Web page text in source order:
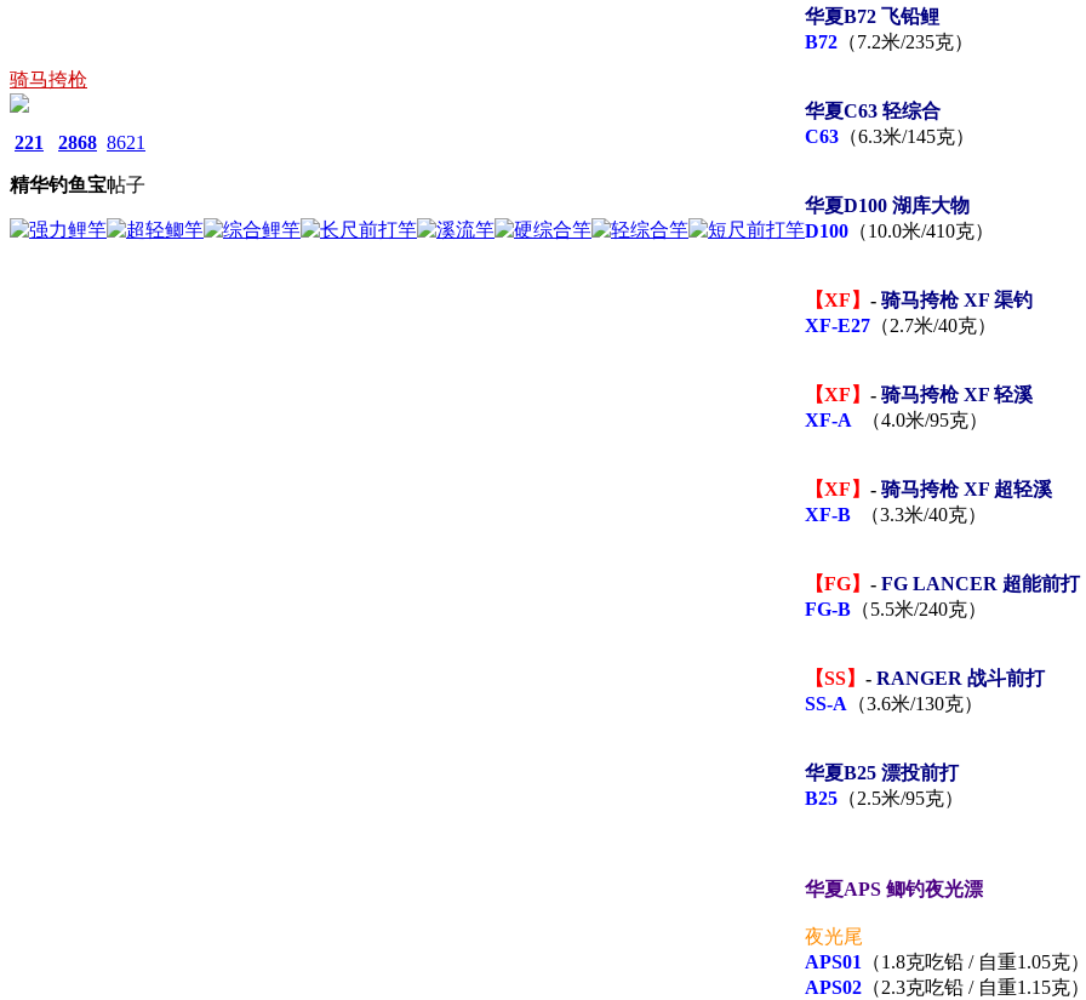
骑马挎枪
221
精华
2868
钓鱼宝
8621
帖子
华夏B72 飞铅鲤
B72 （7.2米/235克）
华夏C63 轻综合
C63 （6.3米/145克）
华夏D100 湖库大物
D100 （10.0米/410克）
【XF】 - 骑马挎枪 XF 渠钓
XF-E27 （2.7米/40克）
【XF】 - 骑马挎枪 XF 轻溪
XF-A
（4.0米/95克）
【XF】 - 骑马挎枪 XF 超轻溪
XF-B
（3.3米/40克）
【FG】 - FG LANCER 超能前打
FG-B （5.5米/240克）
【SS】 - RANGER 战斗前打
SS-A （3.6米/130克）
华夏B25 漂投前打
B25 （2.5米/95克）
华夏APS 鲫钓夜光漂
夜光尾
APS01
（1.8克吃铅 / 自重1.05克
APS02 （2.3克吃铅 / 自重1.15克